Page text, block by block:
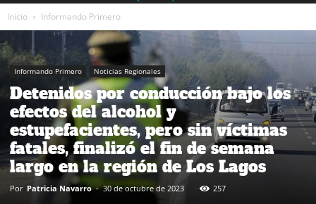
Inicio Informando Primero
Informando Primero Noticias Regionales
Detenidos por conducción bajo los
efectos del alcohol y
estupefacientes, pero sin víctimas
fatales, finalizó el fin de semana
largo en la región de Los Lagos
Por Patricia Navarro - 30 de octubre de 2023 257